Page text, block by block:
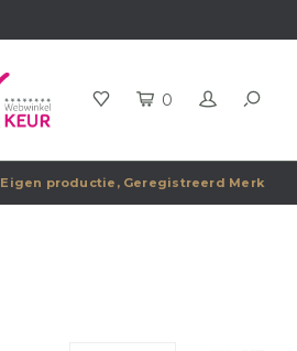
0
Eigen productie, Geregistreerd Merk